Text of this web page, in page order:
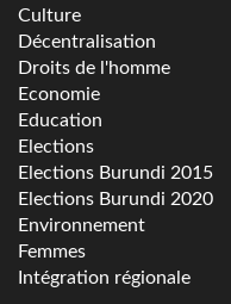
Culture
Décentralisation
Droits de l'homme
Economie
Education
Elections
Elections Burundi 2015
Elections Burundi 2020
Environnement
Femmes
Intégration régionale